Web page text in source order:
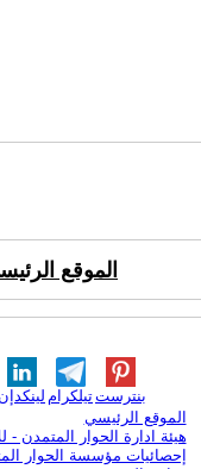
الموقع
لينكدإن تيلكرامبنترست
الموقع الرئيسي
هيئة ادارة الحوار المتمدن -
إحصائيات مؤسسة الحوار